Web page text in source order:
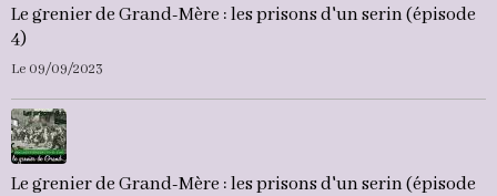
Le grenier de Grand-Mère : les prisons d'un serin (épisode
4)
Le 09/09/2023
Le grenier de Grand-Mère : les prisons d'un serin (épisode